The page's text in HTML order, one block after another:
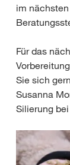
im
Für das
Sie sich
Susanna
Silierung